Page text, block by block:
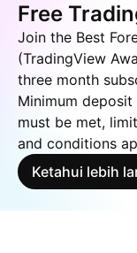
Free
Join the Best
(TradingView
three month
Minimum
must be met,
and conditions
Ketahui lebih